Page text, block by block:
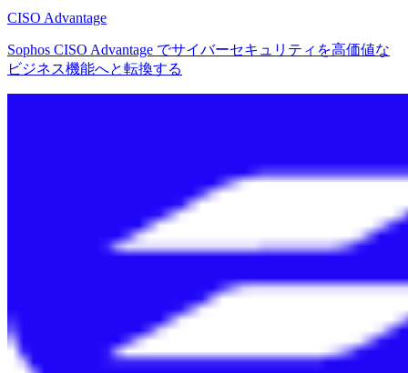
CISO Advantage
Sophos CISO Advantage でサイバーセキュリティを高価値な
ビジネス機能へと転換する